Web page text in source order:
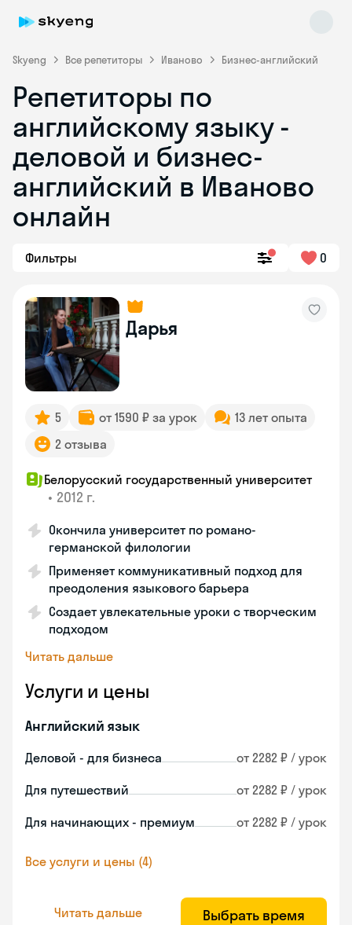
Skyeng Все репетиторы Иваново Бизнес-английский
Репетиторы по
английскому языку -
деловой и бизнес-
английский в Иваново
онлайн
Фильтры 0
Дарья
5 от 1590 ₽ за урок
13 лет опыта
2 отзыва
Белорусский государственный университет
• 2012 г.
Окончила университет по романо-
германской филологии
Применяет коммуникативный подход для
преодоления языкового барьера
Создает увлекательные уроки с творческим
подходом
Читать дальше
Услуги и цены
Английский язык
Деловой - для бизнеса от 2282 ₽ / урок
Для путешествий от 2282 ₽ / урок
Для начинающих - премиум от 2282 ₽ / урок
Все услуги и цены (4)
Читать дальше Выбрать время
Skyeng Chat
online